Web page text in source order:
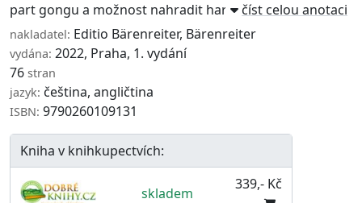
part gongu a možnost nahradit harmonium var ...
číst celou anotaci
nakladatel: Editio Bärenreiter, Bärenreiter
vydána: 2022, Praha, 1. vydání
76 stran
jazyk: čeština, angličtina
ISBN: 9790260109131
Kniha v knihkupectvích:
skladem
339,- Kč